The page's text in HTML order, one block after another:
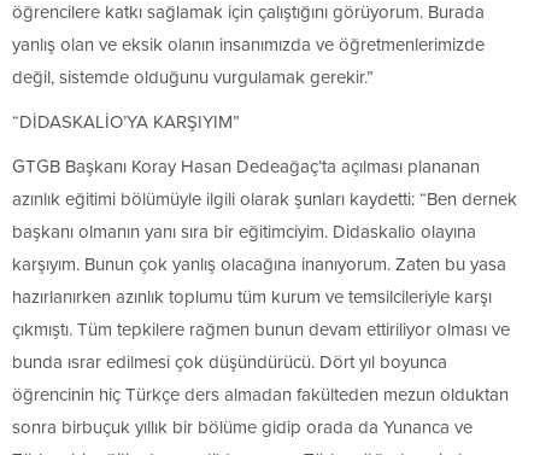
öğrencilere katkı sağlamak için çalıştığını görüyorum. Burada
yanlış olan ve eksik olanın insanımızda ve öğretmenlerimizde
değil, sistemde olduğunu vurgulamak gerekir.”
“DİDASKALİO’YA KARŞIYIM”
GTGB Başkanı Koray Hasan Dedeağaç’ta açılması plananan
azınlık eğitimi bölümüyle ilgili olarak şunları kaydetti: “Ben dernek
başkanı olmanın yanı sıra bir eğitimciyim. Didaskalio olayına
karşıyım. Bunun çok yanlış olacağına inanıyorum. Zaten bu yasa
hazırlanırken azınlık toplumu tüm kurum ve temsilcileriyle karşı
çıkmıştı. Tüm tepkilere rağmen bunun devam ettiriliyor olması ve
bunda ısrar edilmesi çok düşündürücü. Dört yıl boyunca
öğrencinin hiç Türkçe ders almadan fakülteden mezun olduktan
sonra birbuçuk yıllık bir bölüme gidip orada da Yunanca ve